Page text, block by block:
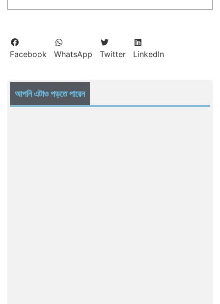
Facebook WhatsApp Twitter LinkedIn
আপনি এটাও পড়তে পারেন